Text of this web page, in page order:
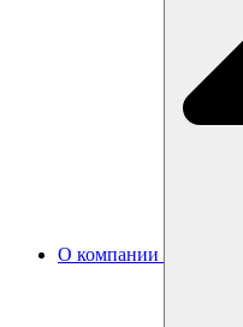
О компании